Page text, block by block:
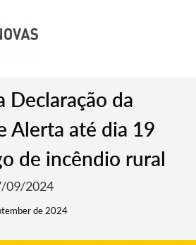
Declaração da
Alerta até dia 19
de incêndio rural
09/2024
de 2024